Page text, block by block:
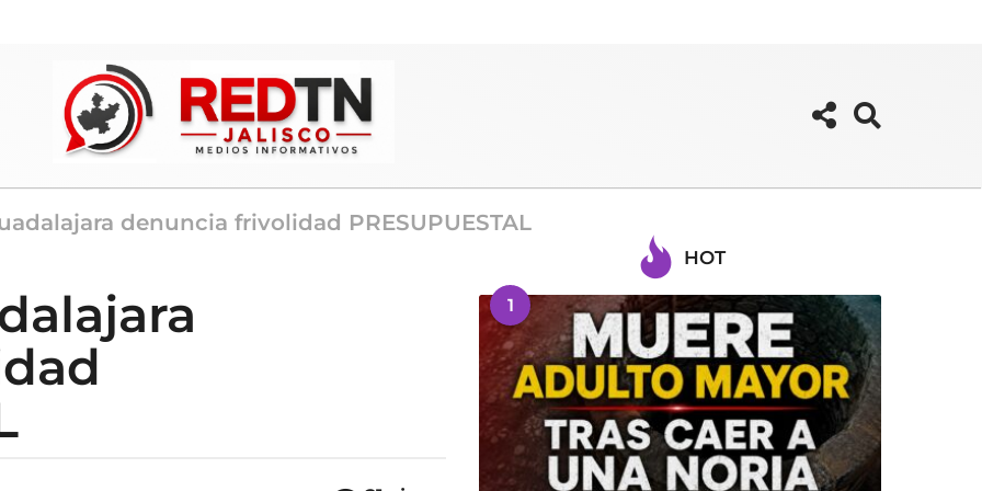
denuncia frivolidad PRESUPUESTAL
HOT
1